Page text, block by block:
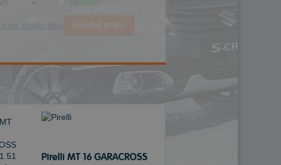
Skladom
Pirelli MT 16 GARACROSS